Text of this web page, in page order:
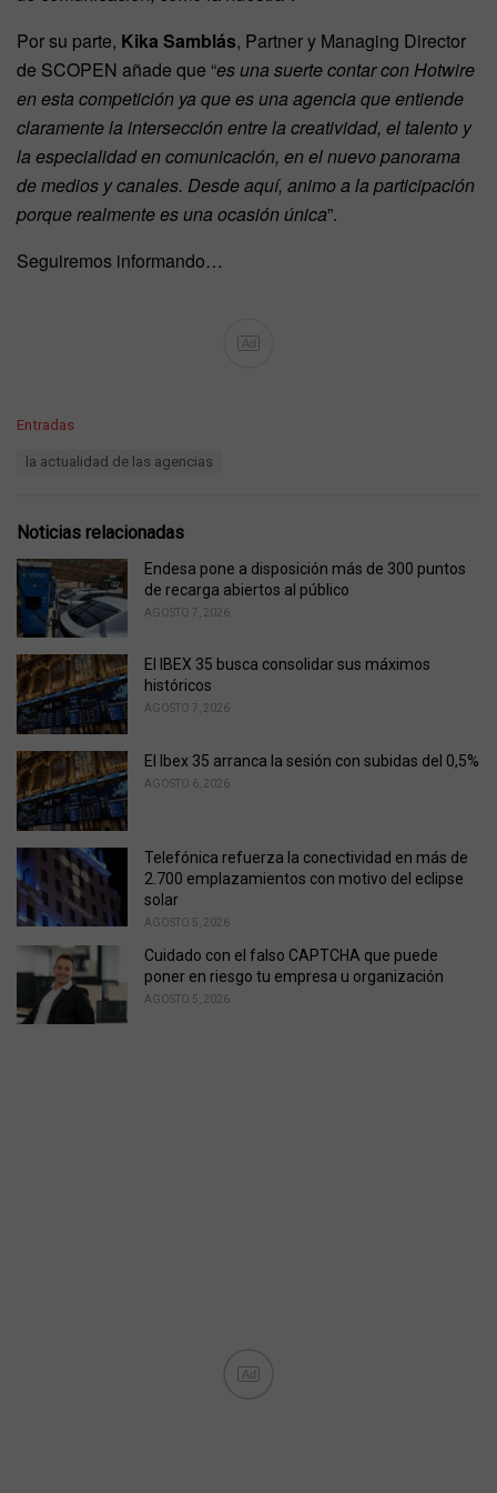
Por su parte, Kika Samblás, Partner y Managing Director
de SCOPEN añade que “es una suerte contar con Hotwire
en esta competición ya que es una agencia que entiende
claramente la intersección entre la creatividad, el talento y
la especialidad en comunicación, en el nuevo panorama
de medios y canales. Desde aquí, animo a la participación
porque realmente es una ocasión única”.
Seguiremos informando…
Ad
C
o
r
i
e
s
Entradas
:
la actualidad de las agencias
Noticias relacionadas
Endesa pone a disposición más de 300 puntos
de recarga abiertos al público
AGOSTO 7, 2026
El IBEX 35 busca consolidar sus máximos
históricos
AGOSTO 7, 2026
El Ibex 35 arranca la sesión con subidas del 0,5%
AGOSTO 6, 2026
Telefónica refuerza la conectividad en más de
2.700 emplazamientos con motivo del eclipse
solar
AGOSTO 5, 2026
Cuidado con el falso CAPTCHA que puede
poner en riesgo tu empresa u organización
AGOSTO 5, 2026
Ad